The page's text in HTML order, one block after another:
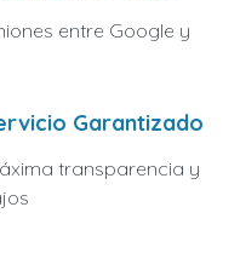
entre Google y
Garantizado
transparencia y